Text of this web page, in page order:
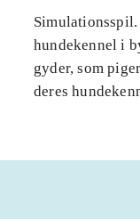
Simulationsspil.
hundekennel i
gyder, som
deres